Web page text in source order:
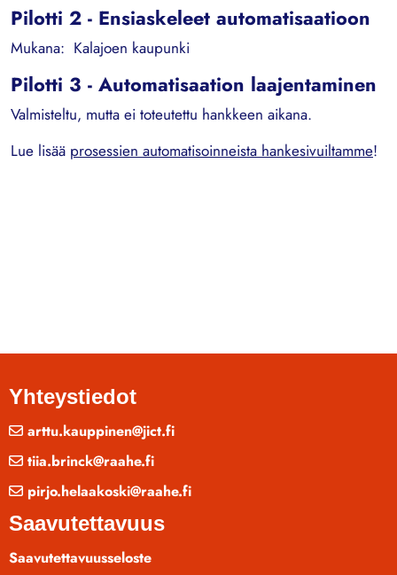
Pilotti 2 - Ensiaskeleet automatisaatioon
Mukana: Kalajoen kaupunki
Pilotti 3 - Automatisaation laajentaminen
Valmisteltu, mutta ei toteutettu hankkeen aikana.
Lue lisää prosessien automatisoinneista hankesivuiltamme!
Yhteystiedot
arttu.kauppinen@jict.fi
tiia.brinck@raahe.fi
pirjo.helaakoski@raahe.fi
Saavutettavuus
Saavutettavuusseloste